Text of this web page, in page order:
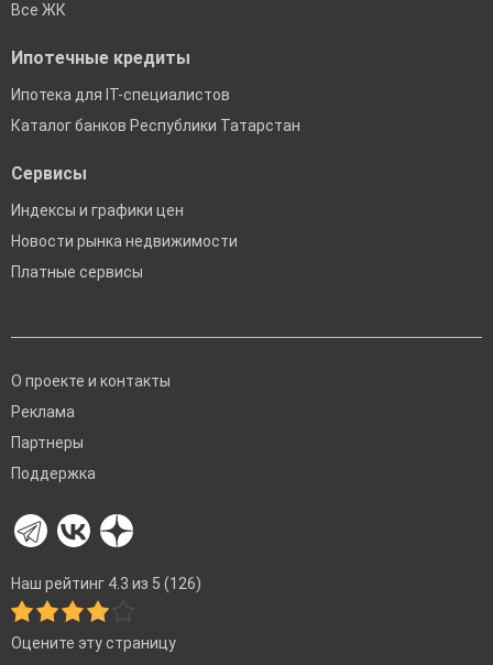
Все ЖК
Ипотечные кредиты
Ипотека для IT-специалистов
Каталог банков Республики Татарстан
Сервисы
Индексы и графики цен
Новости рынка недвижимости
Платные сервисы
О проекте и контакты
Реклама
Партнеры
Поддержка
Наш рейтинг 4.3 из 5 (126)
Оцените эту страницу